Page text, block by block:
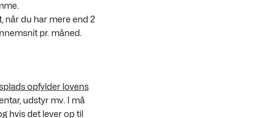
du har mere end 2
pr. måned.
opfylder lovens
udstyr mv. I må
hvis det lever op til